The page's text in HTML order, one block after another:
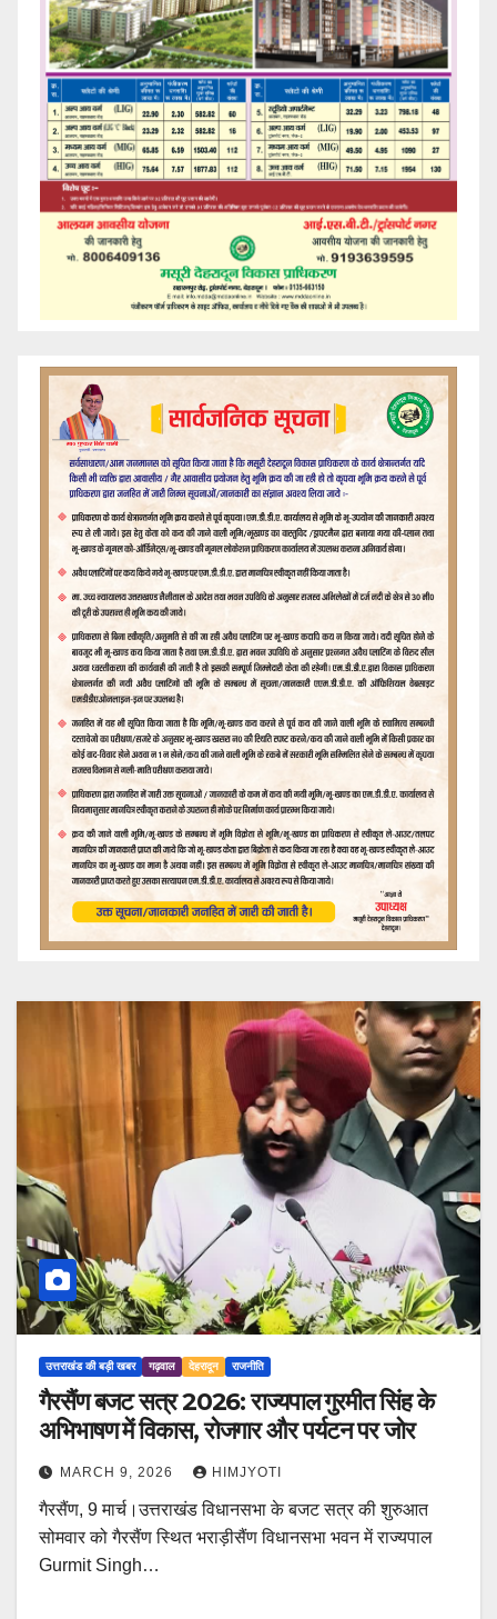
उत्तराखंड की बड़ी खबर गढ़वाल देहरादून राजनीति
गैरसैंण बजट सत्र 2026: राज्यपाल गुरमीत सिंह के
अभिभाषण में विकास, रोजगार और पर्यटन पर जोर
MARCH 9, 2026 HIMJYOTI
गैरसैंण, 9 मार्च।उत्तराखंड विधानसभा के बजट सत्र की शुरुआत
सोमवार को गैरसैंण स्थित भराड़ीसैंण विधानसभा भवन में राज्यपाल
Gurmit Singh…